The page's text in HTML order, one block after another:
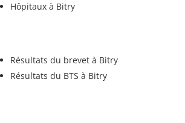
Hôpitaux à Bitry
Résultats du brevet à Bitry
Résultats du BTS à Bitry